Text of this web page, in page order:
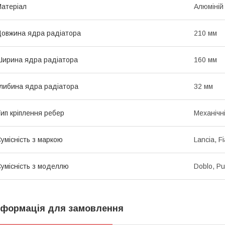
Алюміній
ядра радіатора 210 мм
ядра радіатора 160 мм
ядра радіатора 32 мм
кріплення ребер Механічні
з маркою Lancia,
з моделлю Doblo,
для замовлення